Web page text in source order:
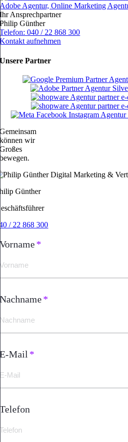
Ihr Ansprechpartner
Philip Günther
Telefon: 040 / 22 868 300
Kontakt aufnehmen
Unsere Partner
Gemeinsam
können wir
Großes
bewegen.
Günther
/ 22 868 300
Vorname*
Nachname*
E-Mail *
Telefon